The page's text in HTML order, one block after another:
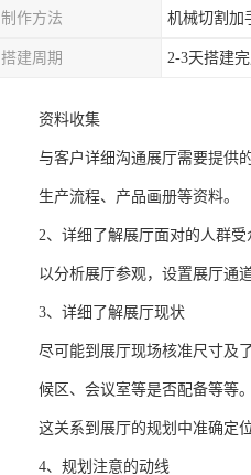
制作方法 机械切割加
搭建周期 2-3天搭建
资料收集
与客户详细沟通展厅需要提供
生产流程、产品画册等资料。
2、详细了解展厅面对的人群受
以分析展厅参观，设置展厅通
3、详细了解展厅现状
尽可能到展厅现场核准尺寸及
候区、会议室等是否配备等等。
这关系到展厅的规划中准确定
4、规划注意的动线